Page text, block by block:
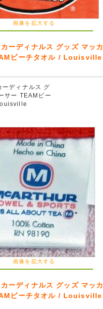
画像を拡大する
ーディナルス グッズ マッカ
ビーチタオル / Louisville
ーディナルス グ
サー TEAMビー
画像を拡大する
ーディナルス グッズ マッカ
ビーチタオル / Louisville